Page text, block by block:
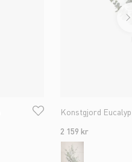
Konstgjord
2 159 kr